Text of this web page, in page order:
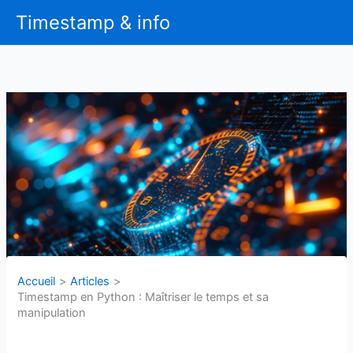
contenu
Timestamp & info
Accueil
Articles
Timestamp en Python : Maîtriser le temps et sa
manipulation